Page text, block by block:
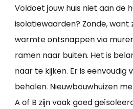
Voldoet jouw huis niet aan de
isolatiewaarden? Zonde, want
warmte ontsnappen via
ramen naar buiten. Het is
naar te kijken. Er is eenvoudig
behalen. Nieuwbouwhuizen
A of B zijn vaak goed